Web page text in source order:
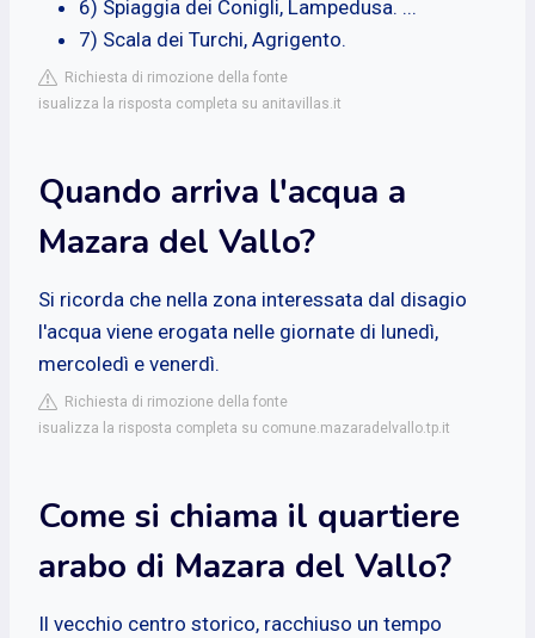
6) Spiaggia dei Conigli, Lampedusa. ...
7) Scala dei Turchi, Agrigento.
Richiesta di rimozione della fonte
isualizza la risposta completa su anitavillas.it
Quando arriva l'acqua a
Mazara del Vallo?
Si ricorda che nella zona interessata dal disagio
l'acqua viene erogata nelle giornate di lunedì,
mercoledì e venerdì.
Richiesta di rimozione della fonte
isualizza la risposta completa su comune.mazaradelvallo.tp.it
Come si chiama il quartiere
arabo di Mazara del Vallo?
Il vecchio centro storico, racchiuso un tempo